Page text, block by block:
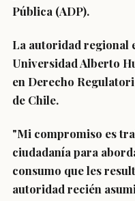
Pública (ADP).
La autoridad regional
Universidad Alberto
en Derecho
de Chile.
"Mi compromiso es
ciudadanía para
consumo que les
autoridad recién